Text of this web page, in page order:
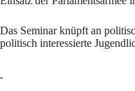
Das Seminar knüpft an
politisch interessierte